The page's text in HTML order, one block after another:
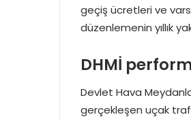
geçiş ücretleri ve
düzenlemenin yıllık
DHMİ
Devlet Hava
gerçekleşen uçak